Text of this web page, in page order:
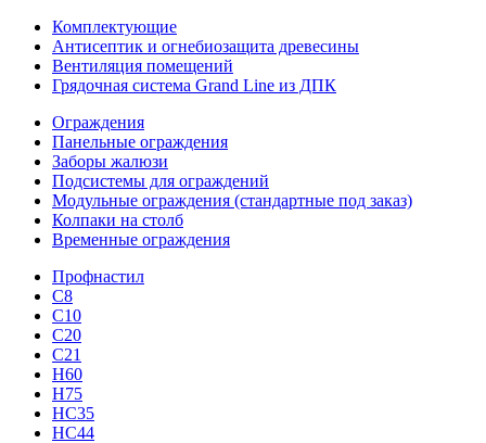
Комплектующие
Антисептик и огнебиозащита древесины
Вентиляция помещений
Грядочная система Grand Line из ДПК
Ограждения
Панельные ограждения
Заборы жалюзи
Подсистемы для ограждений
Модульные ограждения (стандартные под заказ)
Колпаки на столб
Временные ограждения
Профнастил
С8
С10
С20
С21
H60
H75
HС35
НС44